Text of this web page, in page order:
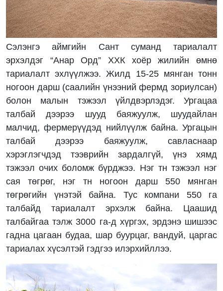
Сэлэнгэ аймгийн Сант суманд тариалалт
эрхэлдэг “Анар Орд” ХХК хоёр жилийн өмнө
тариалалт эхлүүлжээ. Жилд 15-25 мянган тонн
ногоон дарш (саалийн үнээний фермд зориулсан)
болон малын тэжээл үйлдвэрлэдэг. Ургацаа
талбай дээрээ шууд баяжуулж, шуудайлан
малчид, фермерүүдэд нийлүүлж байна. Ургацын
талбай дээрээ баяжуулж, савласнаар
хэрэглэгчдэд тээврийн зардалгүй, үнэ хямд
тэжээл очих боломж бүрджээ. Нэг тн тэжээл нэг
сая төгрөг, нэг тн ногоон дарш 550 мянган
төгрөгийн үнэтэй байна. Тус компани 550 га
талбайд тариалалт эрхэлж байна. Цаашид
талбайгаа тэлж 3000 га-д хүргэх, эрдэнэ шишээс
гадна цагаан будаа, шар буурцаг, вандуй, царгас
тариалах хүсэлтэй гэдгээ илэрхийллээ.